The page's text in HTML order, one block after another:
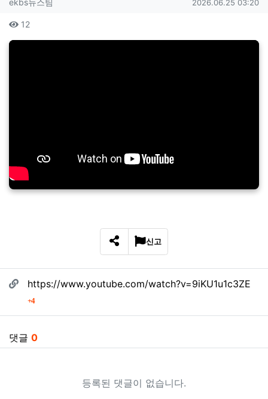
작성자 정보 2026.06.25 03:20
컨텐츠 정보
12조회
본문
SNS 공유
신고
관련자료
https://www.youtube.com/watch?v=9iKU1u1c3ZE
4회 연결
댓글 0
등록된 댓글이 없습니다.